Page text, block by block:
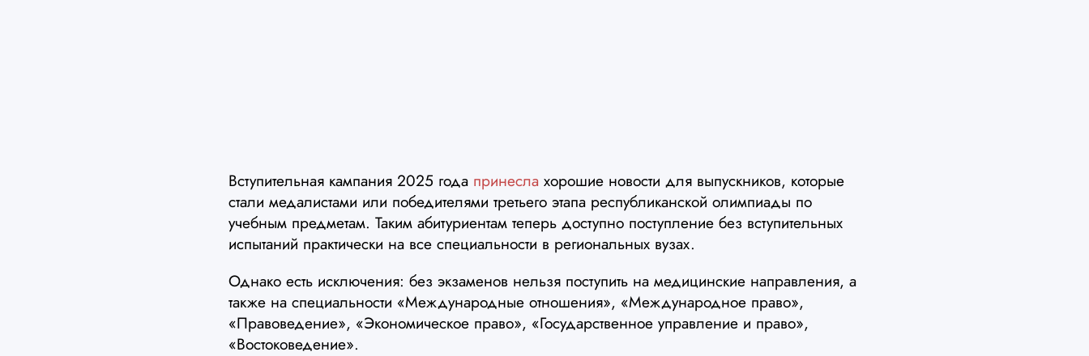
Вступительная кампания 2025 года принесла хорошие новости для выпускников, которые
стали медалистами или победителями третьего этапа республиканской олимпиады по
учебным предметам. Таким абитуриентам теперь доступно поступление без вступительных
испытаний практически на все специальности в региональных вузах.
Однако есть исключения: без экзаменов нельзя поступить на медицинские направления, а
также на специальности «Международные отношения», «Международное право»,
«Правоведение», «Экономическое право», «Государственное управление и право»,
«Востоковедение».